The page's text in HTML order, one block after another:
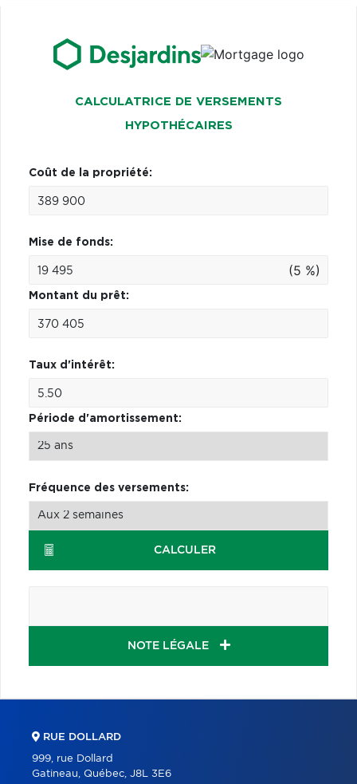
CALCULATRICE DE VERSEMENTS
HYPOTHÉCAIRES
Coût de la propriété:
Mise de fonds:
(5 %)
Montant du prêt:
Taux d'intérêt:
Période d'amortissement:
Fréquence des versements:
CALCULER
NOTE LÉGALE
RUE DOLLARD
999, rue Dollard
Gatineau, Québec, J8L 3E6